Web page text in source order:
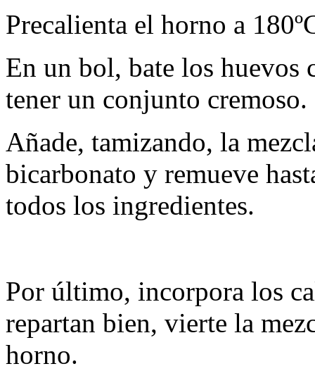
Precalienta el horno a
En un bol, bate los huevos
tener un conjunto cremoso.
Añade, tamizando, la
bicarbonato y remueve
todos los ingredientes.
Por último, incorpora los
repartan bien, vierte la
horno.